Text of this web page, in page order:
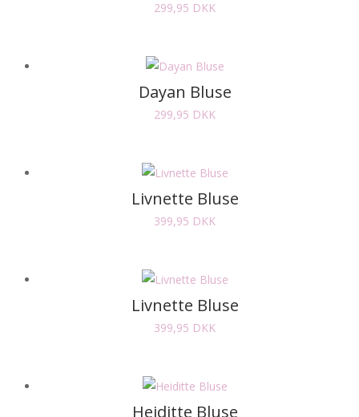
299,95 DKK
Dayan Bluse
299,95 DKK
Livnette Bluse
399,95 DKK
Livnette Bluse
399,95 DKK
Heiditte Bluse